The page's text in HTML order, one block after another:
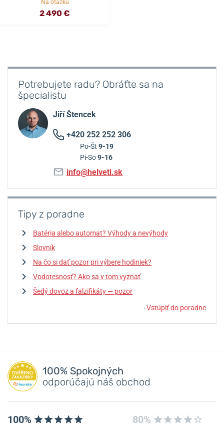
Na otázku
2 490 €
Potrebujete radu? Obráťte sa na
špecialistu
Jiří Štencek
+420 252 252 306
Po-Št 9-19
Pi-So9-16
info@helveti.sk
Tipy z poradne
Batéria alebo automat? Výhody a nevýhody
Slovník
Na čo si dať pozor pri výbere hodiniek?
Vodotesnosť? Ako sa v tom vyznať
Šedý dovoz a falzifikáty — pozor
↓ Vstúpiť do poradne
100% Spokojných
odporúčajú náš obchod
100% 80%